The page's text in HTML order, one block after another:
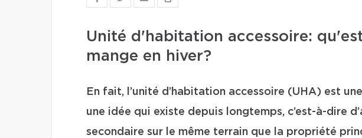
Unité d'habitation accessoire:
mange en hiver?
En fait, l’unité d’habitation accessoire (UHA) est
une idée qui existe depuis longtemps, c’est-à-dire
secondaire sur le même terrain que la propriété